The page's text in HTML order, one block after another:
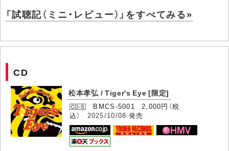
「試聴記（ミニ・レビュー）」をすべてみる»
CD
松本孝弘 / Tiger's Eye [限定]
BMCS-5001 2,000円（税
込） 2025/10/08 発売